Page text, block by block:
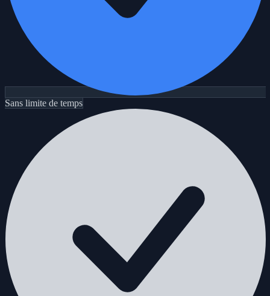
Sans limite de temps